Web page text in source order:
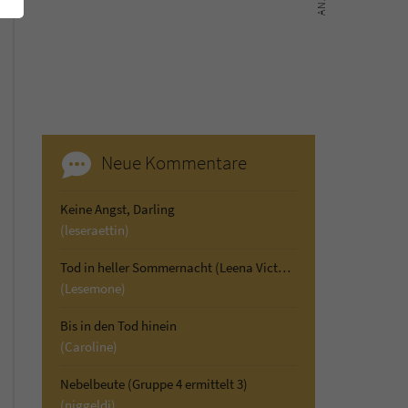
Neue Kommentare
Keine Angst, Darling
(leseraettin)
Tod in heller Sommernacht (Leena Victor ermittelt 2)
(Lesemone)
Bis in den Tod hinein
(Caroline)
Nebelbeute (Gruppe 4 ermittelt 3)